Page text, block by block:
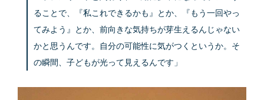
ることで、『私これできるかも』とか、『もう一回やっ
てみよう』とか、前向きな気持ちが芽生えるんじゃない
かと思うんです。自分の可能性に気がつくというか。そ
の瞬間、子どもが光って見えるんです」